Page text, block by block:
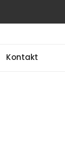
Kontakt